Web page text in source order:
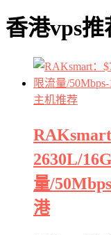
香港vps推
主机推荐
2630L/
量/
港